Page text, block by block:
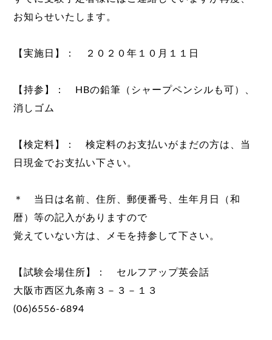
お知らせいたします。
【実施日】： ２０２０年１０月１１日
【持参】： HBの鉛筆（シャープペンシルも可）、
消しゴム
【検定料】： 検定料のお支払いがまだの方は、当
日現金でお支払い下さい。
＊ 当日は名前、住所、郵便番号、生年月日（和
暦）等の記入がありますので
覚えていない方は、メモを持参して下さい。
【試験会場住所】： セルフアップ英会話
大阪市西区九条南３－３－１３
(06)6556-6894